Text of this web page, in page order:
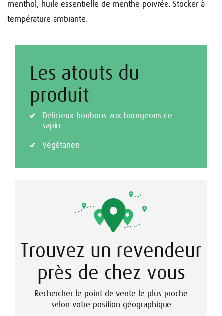
menthol, huile essentielle de menthe poivrée. Stocker à
température ambiante.
Les atouts du
produit
Délicieux bonbons aux bourgeons de
sapin
Végétarien
Trouvez un revendeur
près de chez vous
Rechercher le point de vente le plus proche
selon votre position géographique